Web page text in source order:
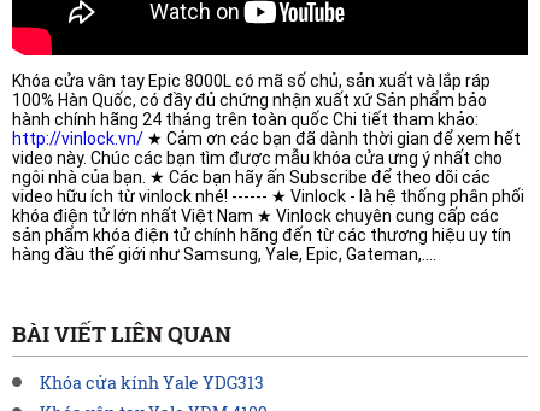
Khóa cửa vân tay Epic 8000L có mã số chủ, sản xuất và lắp ráp
100% Hàn Quốc, có đầy đủ chứng nhận xuất xứ Sản phẩm bảo
hành chính hãng 24 tháng trên toàn quốc Chi tiết tham khảo:
http://vinlock.vn/ ★ Cảm ơn các bạn đã dành thời gian để xem hết
video này. Chúc các bạn tìm được mẫu khóa cửa ưng ý nhất cho
ngôi nhà của bạn. ★ Các bạn hãy ấn Subscribe để theo dõi các
video hữu ích từ vinlock nhé! ------ ★ Vinlock - là hệ thống phân phối
khóa điện tử lớn nhất Việt Nam ★ Vinlock chuyên cung cấp các
sản phẩm khóa điện tử chính hãng đến từ các thương hiệu uy tín
hàng đầu thế giới như Samsung, Yale, Epic, Gateman,....
BÀI VIẾT LIÊN QUAN
Khóa cửa kính Yale YDG313